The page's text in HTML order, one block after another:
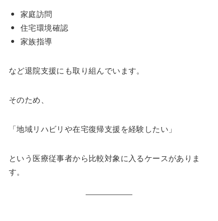
家庭訪問
住宅環境確認
家族指導
など退院支援にも取り組んでいます。
そのため、
「地域リハビリや在宅復帰支援を経験したい」
という医療従事者から比較対象に入るケースがありま
す。